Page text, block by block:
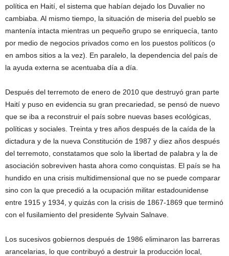
política en Haití, el sistema que habían dejado los Duvalier no
cambiaba. Al mismo tiempo, la situación de miseria del pueblo se
mantenía intacta mientras un pequeño grupo se enriquecía, tanto
por medio de negocios privados como en los puestos políticos (o
en ambos sitios a la vez). En paralelo, la dependencia del país de
la ayuda externa se acentuaba día a día.
Después del terremoto de enero de 2010 que destruyó gran parte
Haití y puso en evidencia su gran precariedad, se pensó de nuevo
que se iba a reconstruir el país sobre nuevas bases ecológicas,
políticas y sociales. Treinta y tres años después de la caída de la
dictadura y de la nueva Constitución de 1987 y diez años después
del terremoto, constatamos que solo la libertad de palabra y la de
asociación sobreviven hasta ahora como conquistas. El país se ha
hundido en una crisis multidimensional que no se puede comparar
sino con la que precedió a la ocupación militar estadounidense
entre 1915 y 1934, y quizás con la crisis de 1867-1869 que terminó
con el fusilamiento del presidente Sylvain Salnave.
Los sucesivos gobiernos después de 1986 eliminaron las barreras
arancelarias, lo que contribuyó a destruir la producción local,